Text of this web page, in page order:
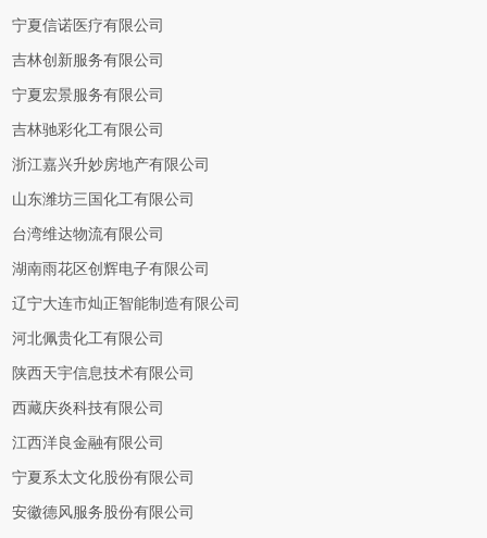
宁夏信诺医疗有限公司
吉林创新服务有限公司
宁夏宏景服务有限公司
吉林驰彩化工有限公司
浙江嘉兴升妙房地产有限公司
山东潍坊三国化工有限公司
台湾维达物流有限公司
湖南雨花区创辉电子有限公司
辽宁大连市灿正智能制造有限公司
河北佩贵化工有限公司
陕西天宇信息技术有限公司
西藏庆炎科技有限公司
江西洋良金融有限公司
宁夏系太文化股份有限公司
安徽德风服务股份有限公司